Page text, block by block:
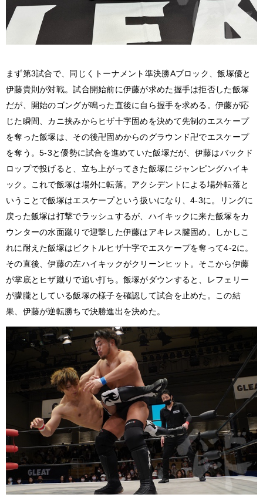
まず第3試合で、同じくトーナメント準決勝Aブロック、飯塚優と
伊藤貴則が対戦。試合開始前に伊藤が求めた握手は拒否した飯塚
だが、開始のゴングが鳴った直後に自ら握手を求める。伊藤が応
じた瞬間、カニ挟みからヒザ十字固めを決めて先制のエスケープ
を奪った飯塚は、その後卍固めからのグラウンド卍でエスケープ
を奪う。5-3と優勢に試合を進めていた飯塚だが、伊藤はバックド
ロップで投げると、立ち上がってきた飯塚にジャンピングハイキ
ック。これで飯塚は場外に転落。アクシデントによる場外転落と
いうことで飯塚はエスケープという扱いになり、4-3に。リングに
戻った飯塚は打撃でラッシュするが、ハイキックに来た飯塚をカ
ウンターの水面蹴りで迎撃した伊藤はアキレス腱固め。しかしこ
れに耐えた飯塚はビクトルヒザ十字でエスケープを奪って4-2に。
その直後、伊藤の左ハイキックがクリーンヒット。そこから伊藤
が掌底とヒザ蹴りで追い打ち。飯塚がダウンすると、レフェリー
が朦朧としている飯塚の様子を確認して試合を止めた。この結
果、伊藤が逆転勝ちで決勝進出を決めた。